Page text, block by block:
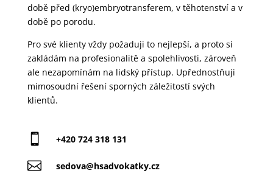
době před (kryo)embryotransferem, v těhotenství a v
době po porodu.
Pro své klienty vždy požaduji to nejlepší, a proto si
zakládám na profesionalitě a spolehlivosti, zároveň
ale nezapomínám na lidský přístup. Upřednostňuji
mimosoudní řešení sporných záležitostí svých
klientů.
 +420 724 318 131
 sedova@hsadvokatky.cz